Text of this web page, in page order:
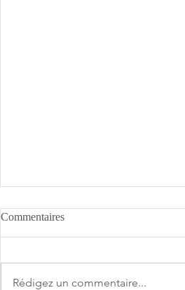
Commentaires
Rédigez un commentaire...